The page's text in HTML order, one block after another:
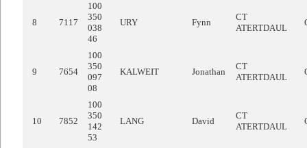
8 7117
100
350
038
46
URY Fynn
CT
ATERTDAUL
9 7654
100
350
097
08
KALWEIT Jonathan
CT
ATERTDAUL
10 7852
100
350
142
53
LANG David
CT
ATERTDAUL